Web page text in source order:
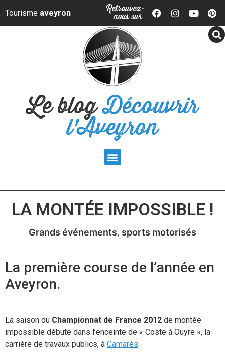
Panneau de gestion des cookies
Tourisme aveyron Retrouvez-
nous sur
Le blogDécouvrir
l'Aveyron
LA MONTÉE IMPOSSIBLE !
Grands événements sports motorisés
La première course de l’année en
Aveyron.
La saison du Championnat de France 2012 de montée
impossible débute dans l’enceinte de « Coste à Ouyre », la
carrière de travaux publics, à Camarès.